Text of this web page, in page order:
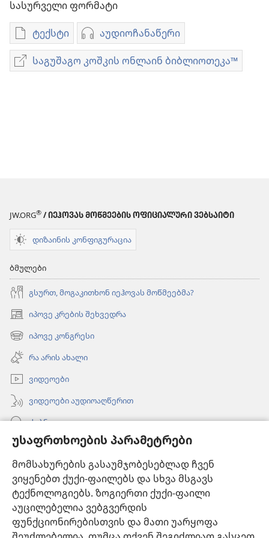
უსაფრთხოების პარამეტრები
მომსახურების გასაუმჯობესებლად ჩვენ
ვიყენებთ ქუქი-ფაილებს და სხვა მსგავს
ტექნოლოგიებს. ზოგიერთი ქუქი-ფაილი
აუცილებელია ვებგვერდის
ფუნქციონირებისთვის და მათი უარყოფა
სასურველი ფორმატი
ტექსტი
პუბლიკაციების
ჩამოტვირთვის
ვარიანტები
აუდიოჩანაწერი
აუდიოჩანაწერების
ჩამოტვირთვის
ვარიანტები
საგუშაგო კოშკის ონლაინ ბიბლიოთეკა™
საგუშაგო
JW.ORG® / ᲘᲔᲰᲝᲕᲐᲡ ᲛᲝᲬᲛᲔᲔᲑᲘᲡ ᲝᲤᲘᲪᲘᲐᲚᲣᲠᲘ ᲕᲔᲑᲡᲐᲘᲢᲘ
დიზაინის კონფიგურაცია
ბმულები
გსურთ, მოგაკითხონ იეჰოვას მოწმეებმა?
იპოვე კრების შეხვედრა
(გაიხსნება
ახალი
ფანჯარა)
იპოვე კონგრესი
(გაიხსნება
ახალი
ფანჯარა)
რა არის ახალი
ვიდეოები
ვიდეოები აუდიოაღწერით
ძებნა
ინფორმაცია ექიმებისთვის
ინფორმაცია ოფიციალური პირებისთვის
დახმარება
შესაწირავები
(გაიხსნება
ახალი